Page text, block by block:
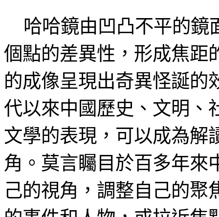
哈哈鏡由凹凸不平的鏡
個點的差異性，形成焦距
的成像呈現出奇異怪誕的
代以來中國歷史、文明、
文學的表現，可以成為解
角。莫言矚目於百多年來
己的視角，調整自己的聚